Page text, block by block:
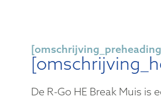
De R-Go HE Break Muis is